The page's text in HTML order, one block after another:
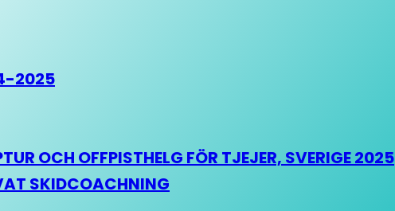
2025
OCH OFFPISTHELG FÖR TJEJER, SVERIGE 2025
SKIDCOACHNING